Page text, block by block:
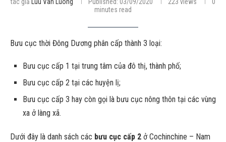
minutes read
Bưu cục thời Đông Dương phân cấp thành 3 loại:
Bưu cục cấp 1 tại trung tâm của đô thị, thành phố;
Bưu cục cấp 2 tại các huyện lị;
Bưu cục cấp 3 hay còn gọi là bưu cục nông thôn tại các vùng
xa ở làng xã.
Dưới đây là danh sách các bưu cục cấp 2 ở Cochinchine – Nam